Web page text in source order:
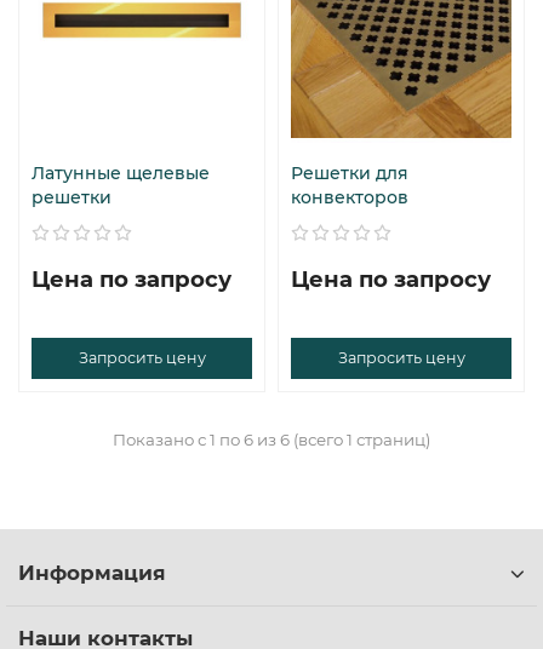
Латунные щелевые
решетки
Цена по запросу
Запросить цену
Решетки для
конвекторов
Цена по запросу
Запросить цену
Показано с 1 по 6 из 6 (всего 1 страниц)
Информация
Наши контакты